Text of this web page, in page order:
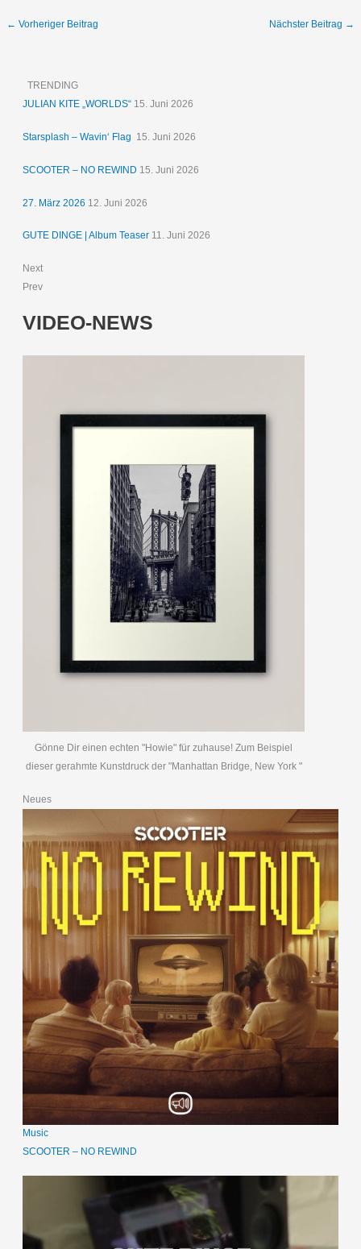
← Vorheriger Beitrag Nächster Beitrag →
TRENDING
JULIAN KITE „WORLDS“ 15. Juni 2026
Starsplash – Wavin‘ Flag 15. Juni 2026
SCOOTER – NO REWIND 15. Juni 2026
27. März 2026 12. Juni 2026
GUTE DINGE | Album Teaser 11. Juni 2026
Next
Prev
VIDEO-NEWS
Gönne Dir einen echten "Howie" für zuhause! Zum Beispiel
dieser gerahmte Kunstdruck der "Manhattan Bridge, New York "
Neues
Music
SCOOTER – NO REWIND